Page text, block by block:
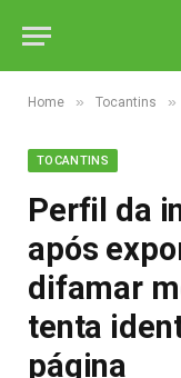
Home » Tocantins »
TOCANTINS
Perfil da
após
difamar
tenta
página